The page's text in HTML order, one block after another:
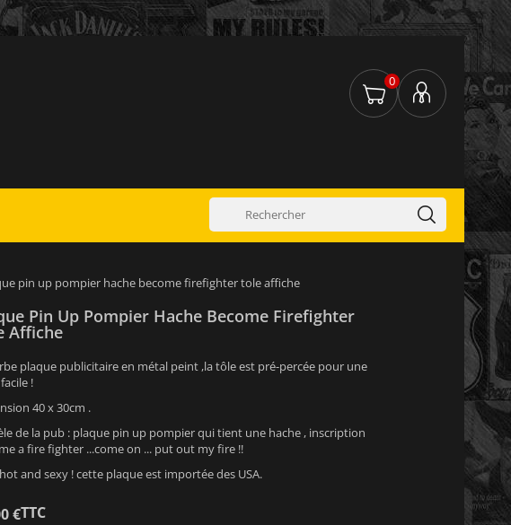
0
pin up pompier hache become firefighter tole affiche
Pin Up Pompier Hache Become Firefighter
Affiche
plaque publicitaire en métal peint ,la tôle est pré-percée pour une
!
40 x 30cm .
de la pub : plaque pin up pompier qui tient une hache , inscription
a fire fighter ...come on ... put out my fire !!
and sexy ! cette plaque est importée des USA.
€TTC